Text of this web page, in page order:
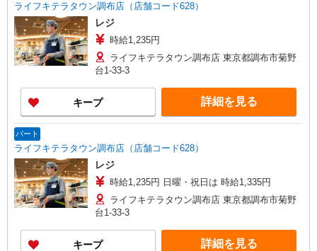
ライフキテラタウン調布店（店舗コード628）
レジ
時給1,235円
ライフキテラタウン調布店 東京都調布市菊野
台1-33-3
キープ 詳細を見る
パート
ライフキテラタウン調布店（店舗コード628）
レジ
時給1,235円 日曜・祝日は 時給1,335円
ライフキテラタウン調布店 東京都調布市菊野
台1-33-3
キープ 詳細を見る